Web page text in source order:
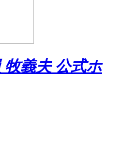
牧義夫 公式ホ